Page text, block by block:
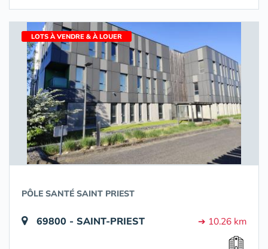
LOTS À VENDRE & À LOUER
PÔLE SANTÉ SAINT PRIEST
69800 - SAINT-PRIEST ➔ 10.26 km